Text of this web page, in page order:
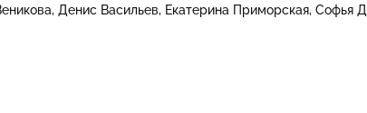
Денис Васильев Екатерина Приморская Софья